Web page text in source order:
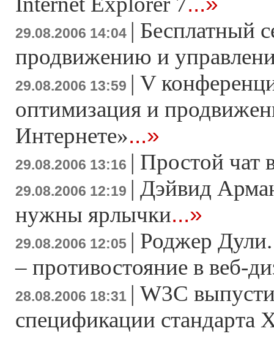
29.08.2006 14:04 | Бесплатный
продвижению и
29.08.2006 13:59 | V
оптимизация и
Интернете»...»
29.08.2006 13:16 | Простой чат
29.08.2006 12:19 | Дэйвид
нужны ярлычки...»
29.08.2006 12:05 | Роджер
– противостояние в веб-
28.08.2006 18:31 | W3C
спецификации стандарта